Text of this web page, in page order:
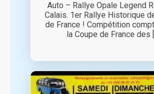
Auto – Rallye Opale Legend
Calais. 1er Rallye Historique
de France ! Compétition
la Coupe de France des